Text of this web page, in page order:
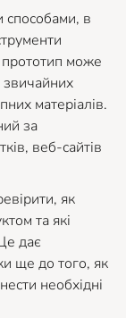
способами, в
прототип може
матеріалів.
за
веб-сайтів
як
та які
дає
ще до того, як
необхідні